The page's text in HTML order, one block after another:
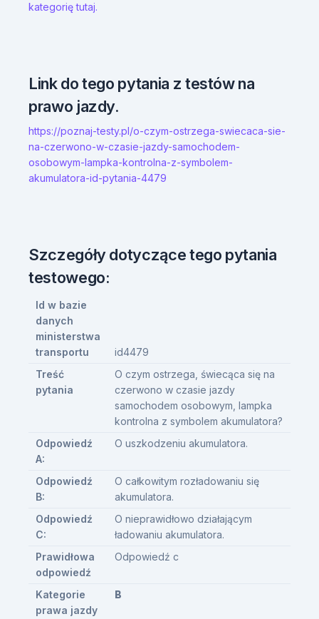
kategorię tutaj.
Link do tego pytania z testów na
prawo jazdy.
https://poznaj-testy.pl/o-czym-ostrzega-swiecaca-sie-
na-czerwono-w-czasie-jazdy-samochodem-
osobowym-lampka-kontrolna-z-symbolem-
akumulatora-id-pytania-4479
Szczegóły dotyczące tego pytania
testowego:
Id w bazie
danych
ministerstwa
transportu
id4479
Treść
pytania
O czym ostrzega, świecąca się na
czerwono w czasie jazdy
samochodem osobowym, lampka
kontrolna z symbolem akumulatora?
Odpowiedź
A:
O uszkodzeniu akumulatora.
Odpowiedź
B:
O całkowitym rozładowaniu się
akumulatora.
Odpowiedź
C:
O nieprawidłowo działającym
ładowaniu akumulatora.
Prawidłowa
odpowiedź
Odpowiedź c
Kategorie
prawa jazdy
B